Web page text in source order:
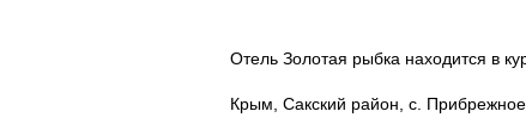
Отель Золотая рыбка находится в
Крым, Сакский район, с.